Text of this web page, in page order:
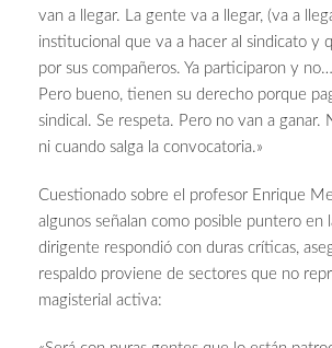
van a llegar. La gente va a llegar, (va a
institucional que va a hacer al sindicato y
por sus compañeros. Ya participaron y
Pero bueno, tienen su derecho porque
sindical. Se respeta. Pero no van a ganar.
ni cuando salga la convocatoria.»
Cuestionado sobre el profesor Enrique
algunos señalan como posible puntero en
dirigente respondió con duras críticas,
respaldo proviene de sectores que no
magisterial activa: